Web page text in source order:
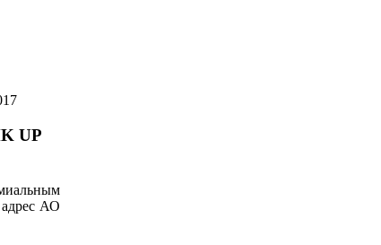
UP
АО